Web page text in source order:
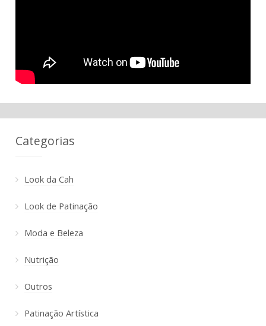
Categorias
Look da Cah
Look de Patinação
Moda e Beleza
Nutrição
Outros
Patinação Artística